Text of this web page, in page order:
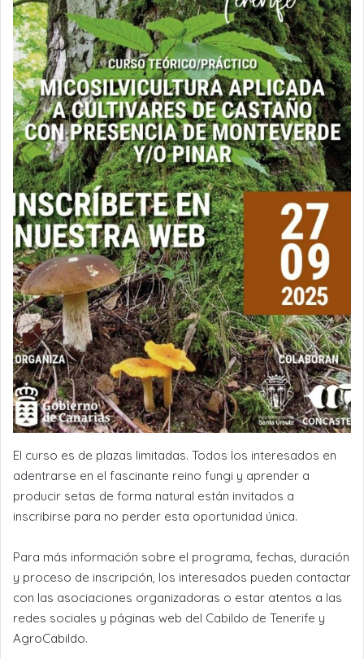
El curso es de plazas limitadas. Todos los interesados en
adentrarse en el fascinante reino fungi y aprender a
producir setas de forma natural están invitados a
inscribirse para no perder esta oportunidad única.
Para más información sobre el programa, fechas, duración
y proceso de inscripción, los interesados pueden contactar
con las asociaciones organizadoras o estar atentos a las
redes sociales y páginas web del Cabildo de Tenerife y
AgroCabildo.